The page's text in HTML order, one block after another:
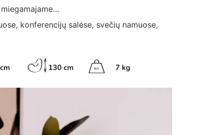
konferencijų salėse, svečių namuose,
130 cm KG 7 kg